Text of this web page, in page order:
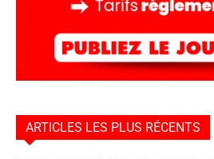
ARTICLES LES PLUS RÉCENTS